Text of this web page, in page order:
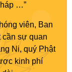
…”
viên, Ban
cần sự quan
Ni, quý Phật
kinh phí